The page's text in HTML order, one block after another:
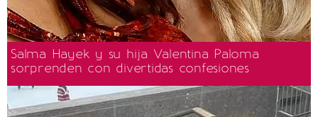
Salma Hayek y su hija Valentina Paloma
sorprenden con divertidas confesiones